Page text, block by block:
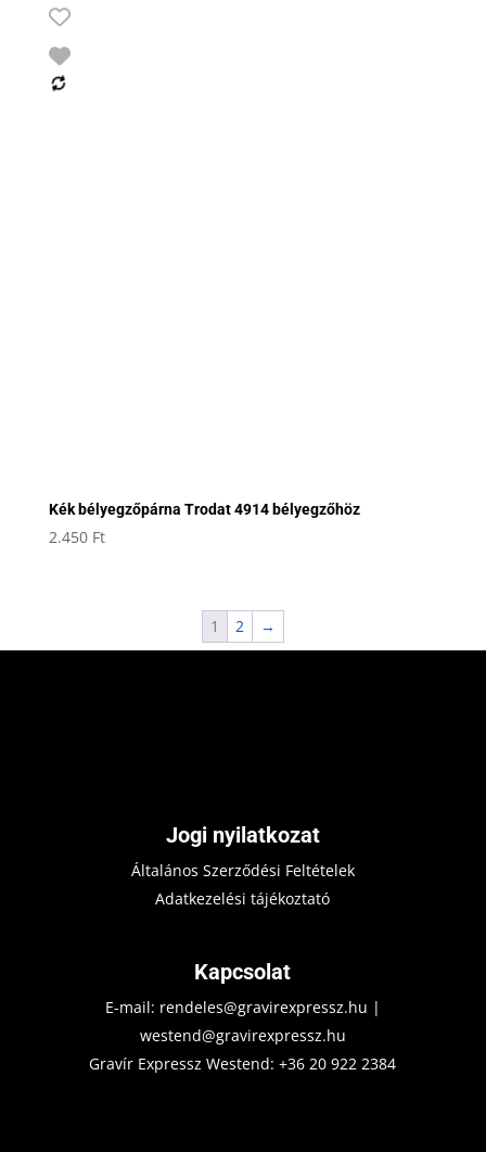
Kék bélyegzőpárna Trodat 4914 bélyegzőhöz
2.450 Ft
1 2 →
Jogi nyilatkozat
Általános Szerződési Feltételek
Adatkezelési tájékoztató
Kapcsolat
E-mail: rendeles@gravirexpressz.hu |
westend@gravirexpressz.hu
Gravír Expressz Westend:+36 20 922 2384